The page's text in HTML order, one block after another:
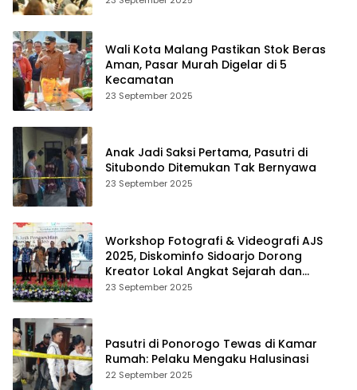
Wali Kota Malang Pastikan Stok Beras
Aman, Pasar Murah Digelar di 5
Kecamatan
23 September 2025
Anak Jadi Saksi Pertama, Pasutri di
Situbondo Ditemukan Tak Bernyawa
23 September 2025
Workshop Fotografi & Videografi AJS
2025, Diskominfo Sidoarjo Dorong
Kreator Lokal Angkat Sejarah dan
Budaya
23 September 2025
Pasutri di Ponorogo Tewas di Kamar
Rumah: Pelaku Mengaku Halusinasi
22 September 2025